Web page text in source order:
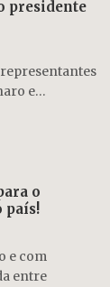
presidente
e…
o
país!
e com
entre